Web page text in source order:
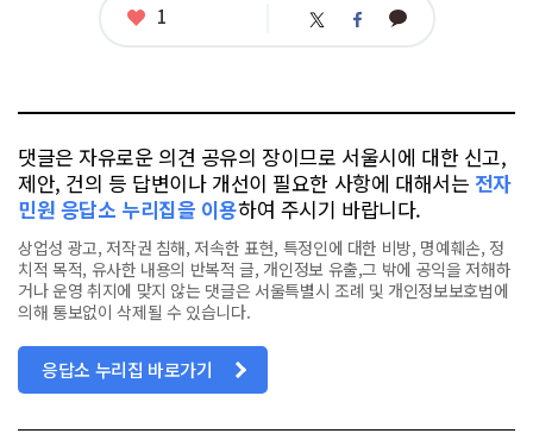
좋1 트 페 카
댓글은 자유로운 의견 공유의 장이므로 서울시에 대한 신고,
제안, 건의 등 답변이나 개선이 필요한 사항에 대해서는 전자
민원 응답소 누리집을 이용하여 주시기 바랍니다.
상업성 광고, 저작권 침해, 저속한 표현, 특정인에 대한 비방, 명예훼손, 정
치적 목적, 유사한 내용의 반복적 글, 개인정보 유출,그 밖에 공익을 저해하
거나 운영 취지에 맞지 않는 댓글은 서울특별시 조례 및 개인정보보호법에
의해 통보없이 삭제될 수 있습니다.
응답소 누리집 바로가기